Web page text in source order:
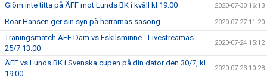
Glöm inte titta på ÄFF mot Lunds BK i kväll kl 19:00 2020-07-30 16:13
Roar Hansen ger sin syn på herrarnas säsong 2020-07-27 11:20
Träningsmatch ÄFF Dam vs Eskilsminne - Livestreamas
25/7 13:00
2020-07-24 15:12
ÄFF vs Lunds BK i Svenska cupen på din dator den 30/7, kl
19:00
2020-07-23 10:28